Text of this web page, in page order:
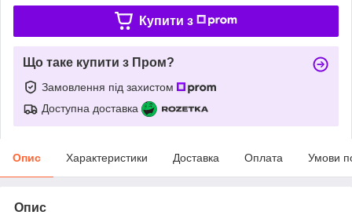
Купити з
Що таке купити з Пром?
Замовлення під захистом
Доступна доставка
Опис Характеристики Доставка Оплата Умови
Опис